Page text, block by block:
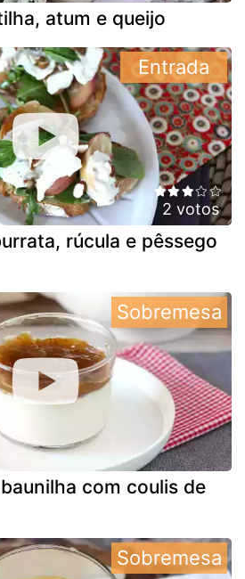
atum e queijo
2 votos
rúcula e pêssego
Entrada
com coulis de
Sobremesa
Sobremesa